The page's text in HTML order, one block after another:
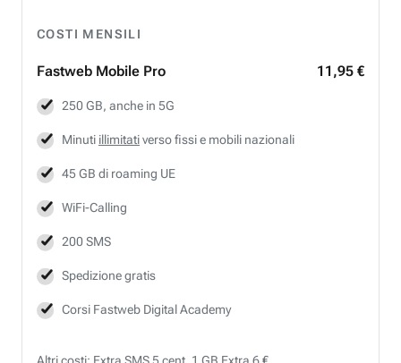
COSTI MENSILI
Fastweb Mobile Pro 11,95 €
250 GB, anche in 5G
Minuti illimitativerso fissi e mobili nazionali
45 GB di roaming UE
WiFi-Calling
200 SMS
Spedizione gratis
Corsi Fastweb Digital Academy
Altri costi: Extra SMS 5 cent, 1 GB Extra 6 €